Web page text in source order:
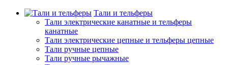
Тали и тельферы
Тали электрические канатные и тельферы
канатные
Тали электрические цепные и тельферы цепные
Тали ручные цепные
Тали ручные рычажные